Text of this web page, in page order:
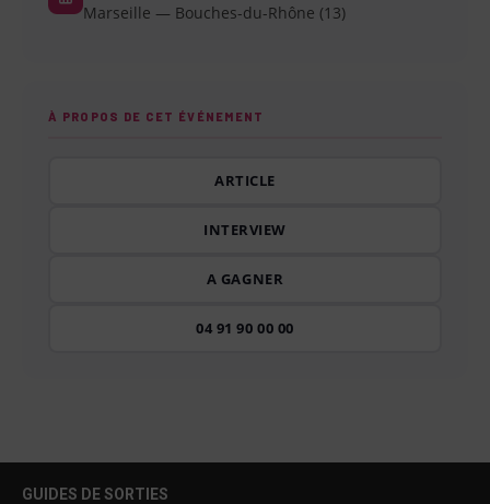
Marseille — Bouches-du-Rhône (13)
À PROPOS DE CET ÉVÉNEMENT
ARTICLE
INTERVIEW
A GAGNER
04 91 90 00 00
GUIDES DE SORTIES